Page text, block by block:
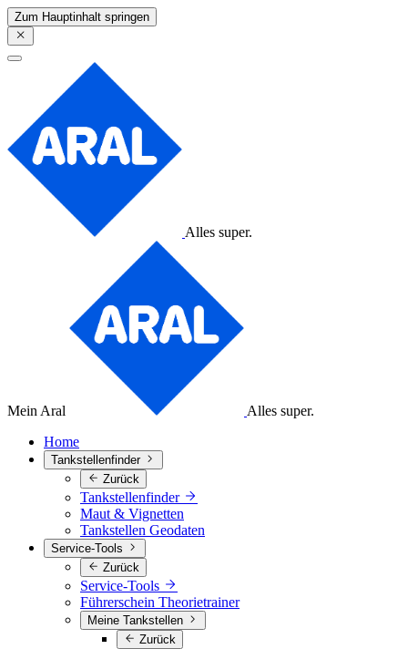
Zum Hauptinhalt springen
Alles super.
Mein Aral
Alles super.
Home
Tankstellenfinder
Zurück
Tankstellenfinder
Maut & Vignetten
Tankstellen Geodaten
Service-Tools
Zurück
Service-Tools
Führerschein Theorietrainer
Meine Tankstellen
Zurück